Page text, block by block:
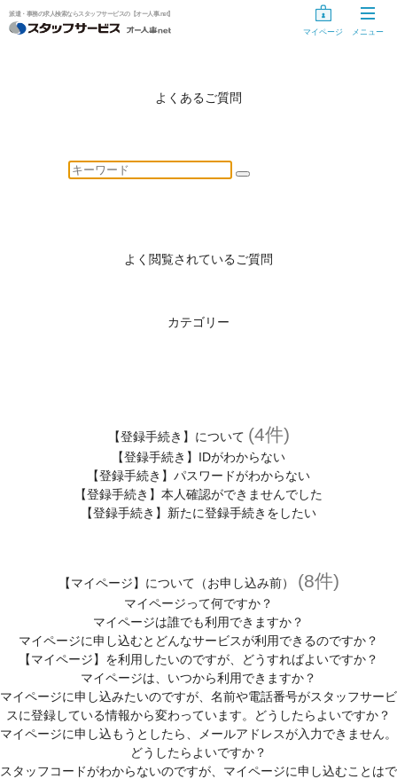
派遣・事務の求人検索ならスタッフサービスの【オー人事.net】
マイページ メニュー
マイページはこちら
ユーザーID・パスワードを忘れた方へ
お友達紹介キャンペーン
わたしらしく働くヒントが見つかるコラム
スタッフサービスについて
スタッフサービスの安心サポート
(有給休暇、定期健診、保険)
よくあるご質問
よく閲覧されているご質問
カテゴリー
【登録手続き】について (4件)
【登録手続き】IDがわからない
【登録手続き】パスワードがわからない
【登録手続き】本人確認ができませんでした
【登録手続き】新たに登録手続きをしたい
【マイページ】について（お申し込み前） (8件)
マイページって何ですか？
マイページは誰でも利用できますか？
マイページに申し込むとどんなサービスが利用できるのですか？
【マイページ】を利用したいのですが、どうすればよいですか？
マイページは、いつから利用できますか？
マイページに申し込みたいのですが、名前や電話番号がスタッフサービ
スに登録している情報から変わっています。どうしたらよいですか？
マイページに申し込もうとしたら、メールアドレスが入力できません。
どうしたらよいですか？
スタッフコードがわからないのですが、マイページに申し込むことはで